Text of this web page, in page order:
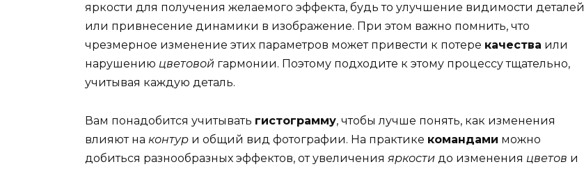
яркости для получения желаемого эффекта, будь то улучшение видимости деталей
или привнесение динамики в изображение. При этом важно помнить, что
чрезмерное изменение этих параметров может привести к потере качества или
нарушению цветовой гармонии. Поэтому подходите к этому процессу тщательно,
учитывая каждую деталь.
Вам понадобится учитывать гистограмму, чтобы лучше понять, как изменения
влияют на контур и общий вид фотографии. На практике командами можно
добиться разнообразных эффектов, от увеличения яркости до изменения цветов и